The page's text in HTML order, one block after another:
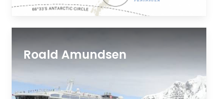
Roald Amundsen